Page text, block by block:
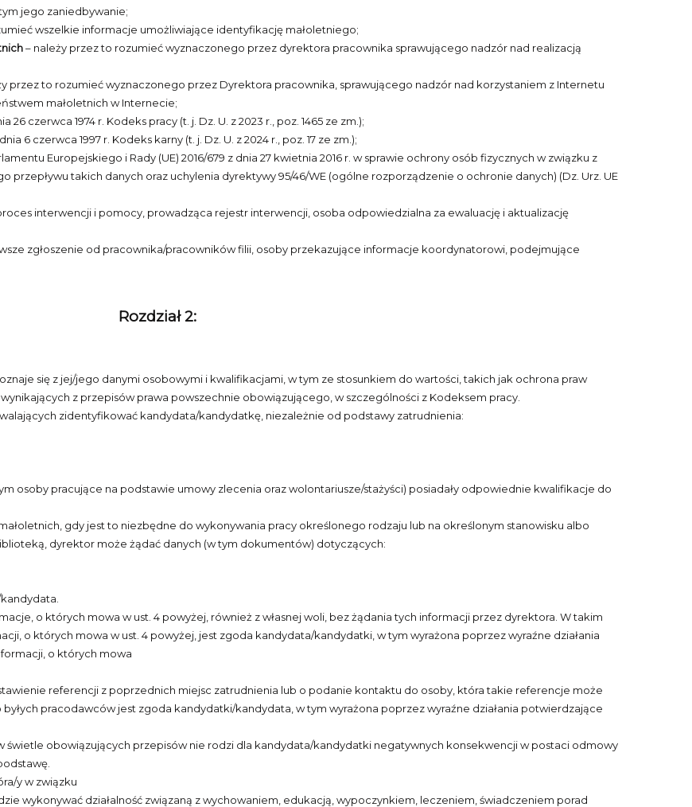
jego zaniedbywanie;
wszelkie informacje umożliwiające identyfikację małoletniego;
– należy przez to rozumieć wyznaczonego przez dyrektora pracownika sprawującego nadzór nad realizacją
przez to rozumieć wyznaczonego przez Dyrektora pracownika, sprawującego nadzór nad korzystaniem z Internetu
małoletnich w Internecie;
czerwca 1974 r. Kodeks pracy (t. j. Dz. U. z 2023 r., poz. 1465 ze zm.);
6 czerwca 1997 r. Kodeks karny (t. j. Dz. U. z 2024 r., poz. 17 ze zm.);
Europejskiego i Rady (UE) 2016/679 z dnia 27 kwietnia 2016 r. w sprawie ochrony osób fizycznych w związku z
takich danych oraz uchylenia dyrektywy 95/46/WE (ogólne rozporządzenie o ochronie danych) (Dz. Urz. UE
interwencji i pomocy, prowadząca rejestr interwencji, osoba odpowiedzialna za ewaluację i aktualizację
zgłoszenie od pracownika/pracowników filii, osoby przekazujące informacje koordynatorowi, podejmujące
Rozdział 2:
się z jej/jego danymi osobowymi i kwalifikacjami, w tym ze stosunkiem do wartości, takich jak ochrona praw
z przepisów prawa powszechnie obowiązującego, w szczególności z Kodeksem pracy.
zidentyfikować kandydata/kandydatkę, niezależnie od podstawy zatrudnienia:
osoby pracujące na podstawie umowy zlecenia oraz wolontariusze/stażyści) posiadały odpowiednie kwalifikacje do
gdy jest to niezbędne do wykonywania pracy określonego rodzaju lub na określonym stanowisku albo
dyrektor może żądać danych (w tym dokumentów) dotyczących:
o których mowa w ust. 4 powyżej, również z własnej woli, bez żądania tych informacji przez dyrektora. W takim
o których mowa w ust. 4 powyżej, jest zgoda kandydata/kandydatki, w tym wyrażona poprzez wyraźne działania
o których mowa
referencji z poprzednich miejsc zatrudnienia lub o podanie kontaktu do osoby, która takie referencje może
pracodawców jest zgoda kandydatki/kandydata, w tym wyrażona poprzez wyraźne działania potwierdzające
świetle obowiązujących przepisów nie rodzi dla kandydata/kandydatki negatywnych konsekwencji w postaci odmowy
y w związku
wykonywać działalność związaną z wychowaniem, edukacją, wypoczynkiem, leczeniem, świadczeniem porad